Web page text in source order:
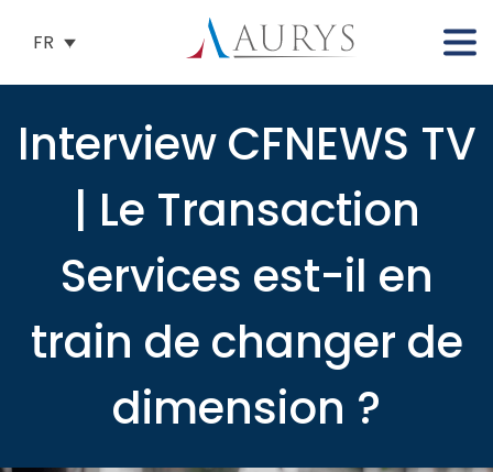
FR
Interview CFNEWS TV
| Le Transaction
Services est-il en
train de changer de
dimension ?